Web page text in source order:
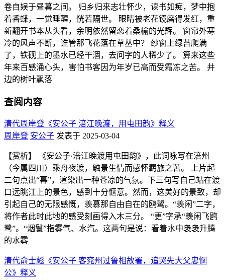
卷自娱于昼暮之间。 归乡归来志壮怀少，读书如痴，梦中抱
着香蝶，一觉睡醒，恍若隔世。 眼睛被老花镜磨得发红，重
新翻开书本从头看，余明依然留恋着桑榆的光辉。 窗帘外寒
冷的风声不断，谁管那飞花落在草丛中？ 纱窗上绿苔爬满
了，铁砚上的墨水已经干涸，去问字的人稀少了。 算来这些
年来百感涌心头，害怕书客因为年岁已高而受霜冻之苦。 井
边的树叶飘落
查阅内容
清代周岸登《安公子 涪江晚渡，用屯田韵》释义
周岸登 安公子 发表于 2025-03-04
【赏析】 《安公子·涪江晚渡用屯田韵》，此词咏写在涪州
（今属四川）乘舟夜渡，触景生情而感怀羁旅之苦。 上片起
二句点出“暮”，渲染出一种苍凉的气氛。下三句写自己站在渡
口远眺江上的景色，感到十分惬意。然而，这美好的景致，却
引起自己的无限感慨，羡慕那自由自在的鸥鹭。“羡闲”二字，
将作者此时此地的感受刻画得入木三分。 “更”字承“羡闲飞鸥
鹭”。“烟鬟”指雾气、水汽。这两句是说：看着水中袅袅升腾
的水雾
清代俞士彪《安公子 客兖州过鲁相故署，追哭先大父忠悯
公》释义